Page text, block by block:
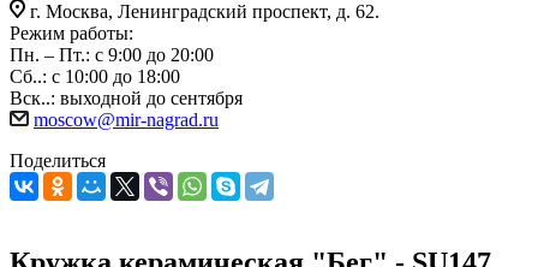
г. Москва, Ленинградский проспект, д. 62.
Режим работы:
Пн. – Пт.: с 9:00 до 20:00
Сб..: с 10:00 до 18:00
Вск..: выходной до сентября
moscow@mir-nagrad.ru
Поделиться